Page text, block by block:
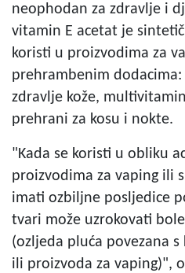
neophodan za zdravlje i
vitamin E acetat je
koristi u proizvodima za
prehrambenim
zdravlje kože,
prehrani za kosu i nokte.
"Kada se koristi u obliku
proizvodima za vaping ili
imati ozbiljne posljedice
tvari može uzrokovati
(ozljeda pluća povezana
ili proizvoda za vaping)",